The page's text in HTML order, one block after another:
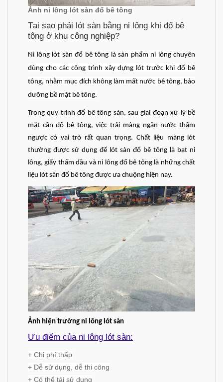
Ảnh ni lông lót sàn đổ bê tông
Tại sao phải lót sàn bằng ni lông khi đổ bê
tông ở khu công nghiệp?
Ni lông lót sàn đổ bê tông là sản phẩm ni lông chuyên
dùng cho các công trình xây dựng lót trước khi đổ bê
tông, nhằm mục đích không làm mất nước bê tông, bảo
dưỡng bề mặt bê tông.
Trong quy trình đổ bê tông sàn, sau giai đoạn xử lý bề
mặt cần đổ bê tông, việc trải màng ngăn nước thấm
ngược có vai trò rất quan trọng. Chất liệu màng lót
thường được sử dụng để lót sàn đổ bê tông là bạt ni
lông, giấy thấm dầu và ni lông đổ bê tông là những chất
liệu lót sàn đổ bê tông được ưa chuộng hiện nay.
Ảnh hiện trường ni lông lót sàn
Ưu điểm của ni lông lót sàn:
+ Chi phí thấp
+ Dễ sử dụng, dễ thi công
+ Có thể tái sử dụng